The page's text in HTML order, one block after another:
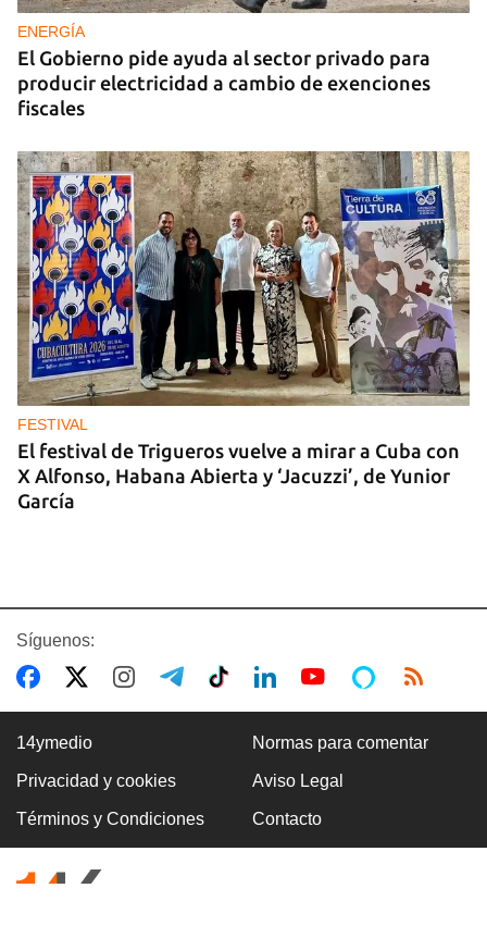
ENERGÍA
El Gobierno pide ayuda al sector privado para
producir electricidad a cambio de exenciones
fiscales
FESTIVAL
El festival de Trigueros vuelve a mirar a Cuba con
X Alfonso, Habana Abierta y ‘Jacuzzi’, de Yunior
García
LIBROS DEL MES
Julio pone a Lezama, Gloria Rolando y el
totalitarismo cubano en las librerías
Síguenos:
14ymedio Normas para comentar
Privacidad y cookies Aviso Legal
Términos y Condiciones Contacto